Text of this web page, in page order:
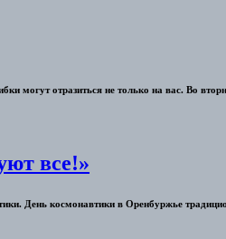
отразиться не только на вас. Во
все!»
День космонавтики в Оренбуржье